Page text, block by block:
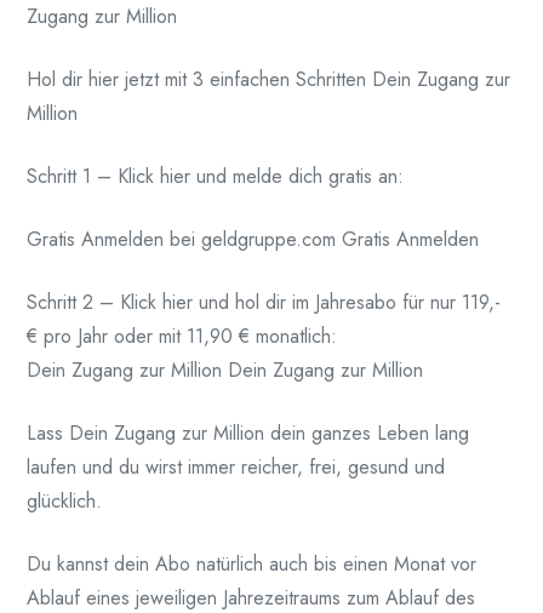
Zugang zur Million
Hol dir hier jetzt mit 3 einfachen Schritten Dein Zugang zur
Million
Schritt 1 – Klick hier und melde dich gratis an:
Gratis Anmelden bei geldgruppe.com Gratis Anmelden
Schritt 2 – Klick hier und hol dir im Jahresabo für nur 119,-
€ pro Jahr oder mit 11,90 € monatlich:
Dein Zugang zur Million Dein Zugang zur Million
Lass Dein Zugang zur Million dein ganzes Leben lang
laufen und du wirst immer reicher, frei, gesund und
glücklich.
Du kannst dein Abo natürlich auch bis einen Monat vor
Ablauf eines jeweiligen Jahrezeitraums zum Ablauf des